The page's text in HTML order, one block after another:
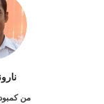
من بنغلاديش